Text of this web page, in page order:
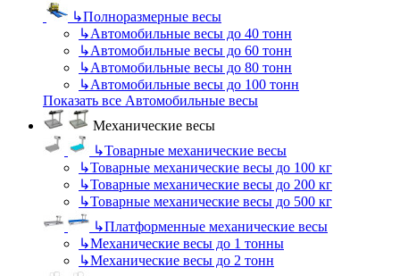
↳Полноразмерные весы
↳Автомобильные весы до 40 тонн
↳Автомобильные весы до 60 тонн
↳Автомобильные весы до 80 тонн
↳Автомобильные весы до 100 тонн
Показать все Автомобильные весы
Механические весы
↳Товарные механические весы
↳Товарные механические весы до 100 кг
↳Товарные механические весы до 200 кг
↳Товарные механические весы до 500 кг
↳Платформенные механические весы
↳Механические весы до 1 тонны
↳Механические весы до 2 тонн